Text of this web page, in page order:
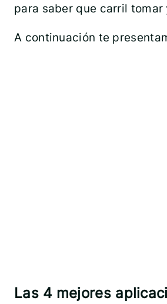
para saber que carril
A continuación te
Las 4 mejores